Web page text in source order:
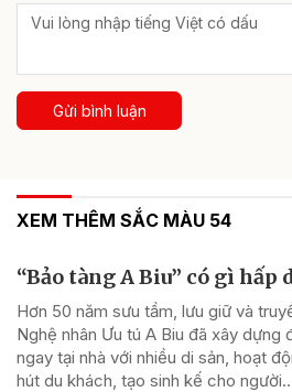
Gửi bình luận
XEM THÊM SẮC MÀU 54
“Bảo tàng A Biu” có gì hấp
Hơn 50 năm sưu tầm, lưu giữ và
Nghệ nhân Ưu tú A Biu đã xây dựng
ngay tại nhà với nhiều di sản, hoạt
hút du khách, tạo sinh kế cho